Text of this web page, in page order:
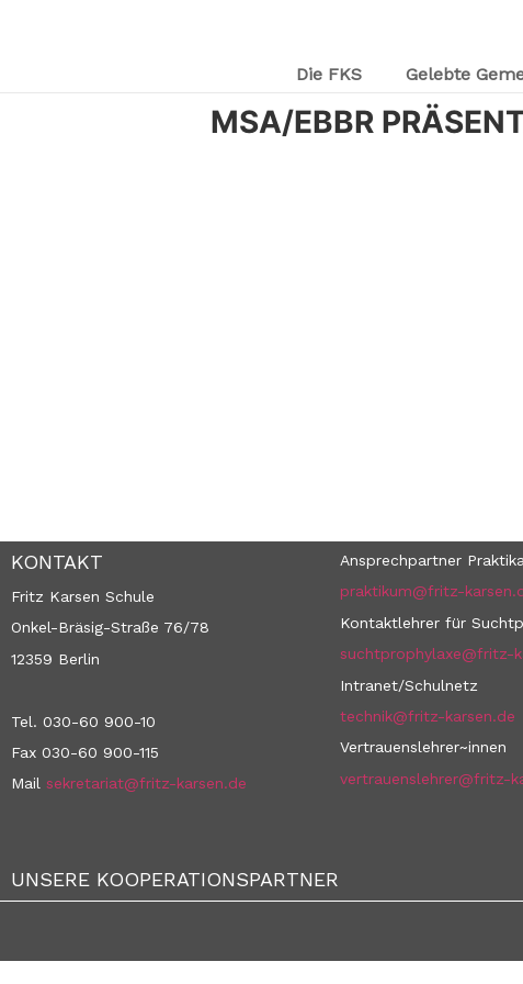
Die FKS Gelebte
MSA/EBBR
KONTAKT
Fritz Karsen Schule
Onkel-Bräsig-Straße 76/78
12359 Berlin
Tel. 030-60 900-10
Fax 030-60 900-115
Mail sekretariat@fritz-karsen.de
Ansprechpartner
praktikum@fritz-
Kontaktlehrer für
suchtprophylaxe@fritz-
Intranet/Schulnetz
technik@fritz-karsen.de
Vertrauenslehrer~innen
vertrauenslehrer@fritz-
UNSERE KOOPERATIONSPARTNER